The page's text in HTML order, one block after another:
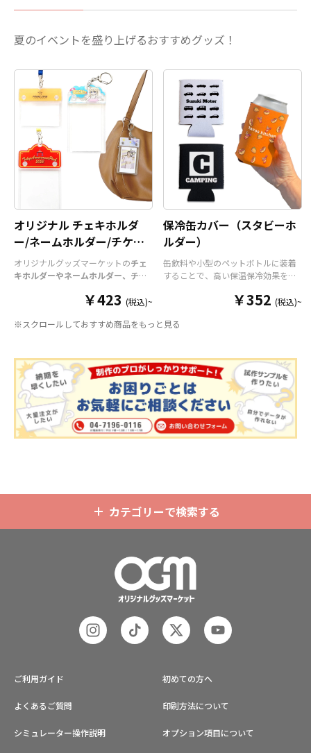
夏のイベントを盛り上げるおすすめグッズ！
オリジナル チェキホルダ
ー/ネームホルダー/チケッ
トホルダー
オリジナルグッズマーケットのチェ
キホルダーやネームホルダー、チケ
ダーパーツを組み合わせた今まであ
です。透明度が高く美しいアクリル
ー、ネームホルダーでオリジナルの
ホルダーはデザイン次第でどんなシ
ーンでもマッチします。ヘッダー部
分はダイカットでデザインにあわせ
た自由な形状で制作することができ
ます。また長さ調整と安全機能が付
いたネックストラップが標準で付属
ど様々な業界に人気です。 短納期・
￥423 (税込)~
保冷缶カバー（スタビーホ
ルダー）
缶飲料や小型のペットボトルに装着
することで、高い保温保冷効果を発
ダー）をOEM製作できます。使わな
携帯性に優れています。オールシー
ラーは全9色ご用意しておりますの
で、お客様のイメージやデザインに
合わせてお選びいただけます。 国内
の自社工場にて印刷いたしますの
で、短納期・小ロットでの対応が可
能です。グッズ制作の専門スタッフ
がしっかりサポートいたしますの
￥352 (税込)~
※スクロールしておすすめ商品をもっと見る
カテゴリーで検索する
ご利用ガイド 初めての方へ
よくあるご質問 印刷方法について
シミュレーター操作説明 オプション項目について